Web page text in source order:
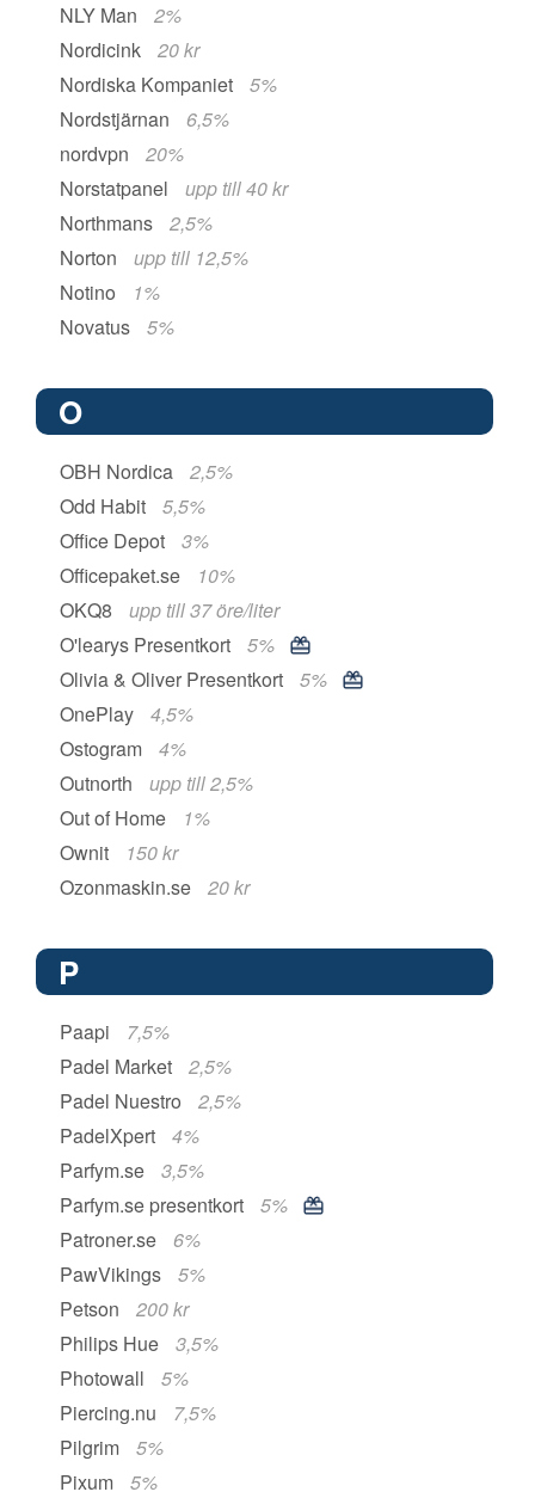
NLY Man
2%
Nordicink
20 kr
Nordiska Kompaniet
5%
Nordstjärnan
6,5%
nordvpn
20%
Norstatpanel
upp till 40 kr
Northmans
2,5%
Norton
upp till 12,5%
Notino
1%
Novatus
5%
O
OBH Nordica
2,5%
Odd Habit
5,5%
Office Depot
3%
Officepaket.se
10%
OKQ8
upp till 37 öre/liter
O'learys Presentkort
5%
Olivia & Oliver Presentkort
5%
OnePlay
4,5%
Ostogram
4%
Outnorth
upp till 2,5%
Out of Home
1%
Ownit
150 kr
Ozonmaskin.se
20 kr
P
Paapi
7,5%
Padel Market
2,5%
Padel Nuestro
2,5%
PadelXpert
4%
Parfym.se
3,5%
Parfym.se presentkort
5%
Patroner.se
6%
PawVikings
5%
Petson
200 kr
Philips Hue
3,5%
Photowall
5%
Piercing.nu
7,5%
Pilgrim
5%
Pixum
5%